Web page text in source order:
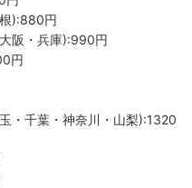
):880円
阪・兵庫):990円
円
・千葉・神奈川・山梨):1320